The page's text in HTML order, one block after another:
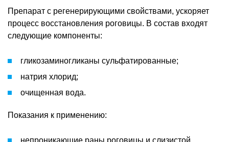
Препарат с регенерирующими свойствами, ускоряет
процесс восстановления роговицы. В состав входят
следующие компоненты:
гликозаминогликаны сульфатированные;
натрия хлорид;
очищенная вода.
Показания к применению:
непроникающие раны роговицы и слизистой